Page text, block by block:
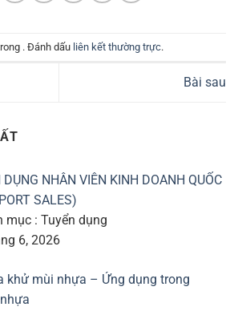
. Đánh dấu liên kết thường trực.
Bài sau
DỤNG NHÂN VIÊN KINH DOANH QUỐC
SALES)
mục : Tuyển dụng
6, 2026
khử mùi nhựa – Ứng dụng trong